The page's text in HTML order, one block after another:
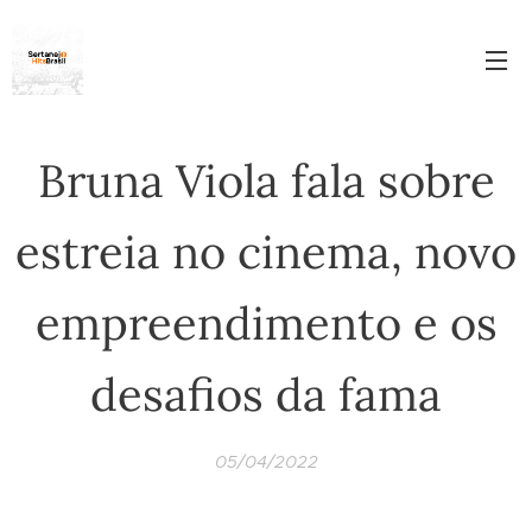
Bruna Viola fala sobre
estreia no cinema, novo
empreendimento e os
desafios da fama
05/04/2022